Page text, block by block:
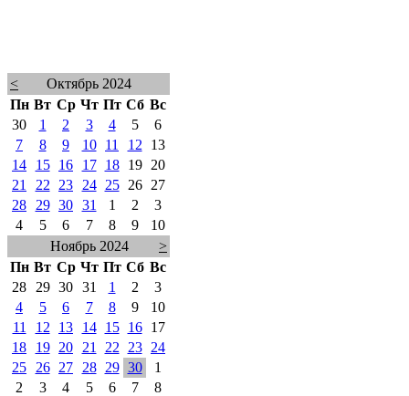
<
Октябрь 2024
Пн Вт Ср Чт Пт Сб Вс
30
1 2 3 4 5
6
7
8 9 10 11 12
13
14
15 16 17 18 19
20
21
22 23 24 25 26
27
28
29 30 31 1 2
3
4
5 6 7 8 9
10
Ноябрь 2024
>
Пн Вт Ср Чт Пт Сб Вс
28
29 30 31 1 2
3
4
5 6 7 8 9
10
11
12 13 14 15 16
17
18
19 20 21 22 23
24
25
26 27 28 29 30
1
2
3 4 5 6 7 8